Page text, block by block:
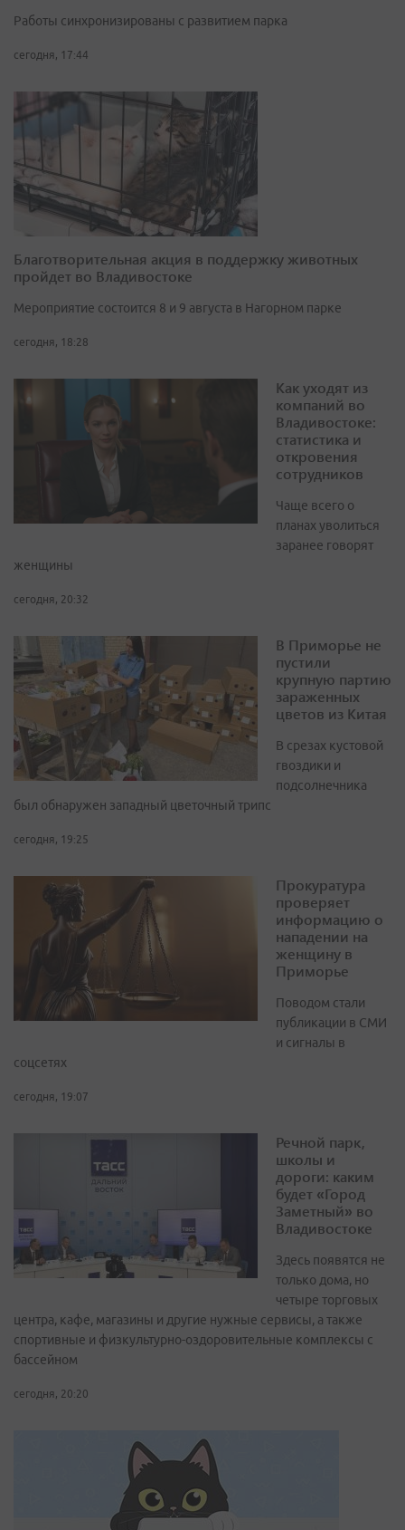
Работы синхронизированы с развитием парка
сегодня, 17:44
Благотворительная акция в поддержку животных
пройдет во Владивостоке
Мероприятие состоится 8 и 9 августа в Нагорном парке
сегодня, 18:28
Как уходят из
компаний во
Владивостоке:
статистика и
откровения
сотрудников
Чаще всего о
планах уволиться
заранее говорят
женщины
сегодня, 20:32
В Приморье не
пустили
крупную партию
зараженных
цветов из Китая
В срезах кустовой
гвоздики и
подсолнечника
был обнаружен западный цветочный трипс
сегодня, 19:25
Прокуратура
проверяет
информацию о
нападении на
женщину в
Приморье
Поводом стали
публикации в СМИ
и сигналы в
соцсетях
сегодня, 19:07
Речной парк,
школы и
дороги: каким
будет «Город
Заметный» во
Владивостоке
Здесь появятся не
только дома, но
четыре торговых
центра, кафе, магазины и другие нужные сервисы, а также
спортивные и физкультурно-оздоровительные комплексы с
бассейном
сегодня, 20:20